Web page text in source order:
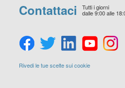
Contattaci Tutti i giorni
dalle 9:00 alle
Rivedi le tue scelte sui cookie